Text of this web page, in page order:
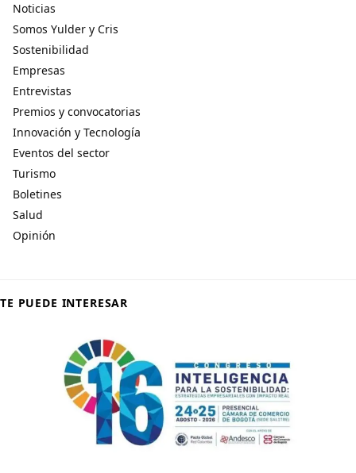
Noticias
Somos Yulder y Cris
Sostenibilidad
Empresas
Entrevistas
Premios y convocatorias
Innovación y Tecnología
Eventos del sector
Turismo
Boletines
Salud
Opinión
TE PUEDE INTERESAR